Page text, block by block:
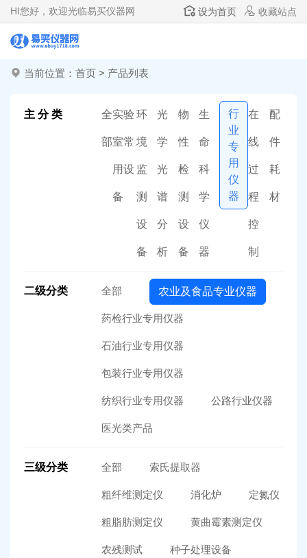
HI您好，欢迎光临易买仪器网 设为首页 收藏站点
当前位置： 首页 > 产品列表
主 分 类 全
部
实验
室常
用设
备
环
境
监
测
设
备
光
学
光
谱
分
析
物
性
检
测
设
备
生
命
科
学
仪
器
行
业
专
用
仪
器
在
线
过
程
控
制
配
件
耗
材
二级分类 全部 农业及食品专业仪器
药检行业专用仪器
石油行业专用仪器
包装行业专用仪器
纺织行业专用仪器 公路行业仪器
医光类产品
三级分类 全部 索氏提取器
粗纤维测定仪 消化炉 定氮仪
粗脂肪测定仪 黄曲霉素测定仪
农残测试 种子处理设备